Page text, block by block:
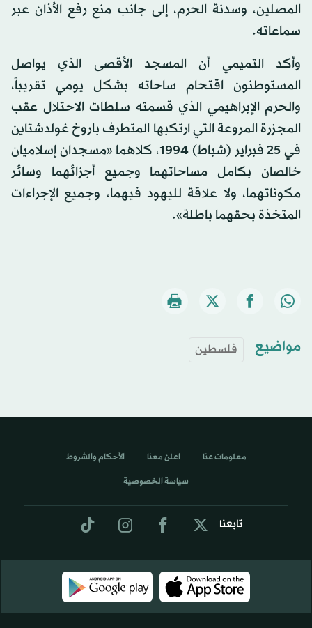
المصلين، وسدنة الحرم، إلى جانب منع رفع الأذان عبر
سماعاته.
وأكد التميمي أن المسجد الأقصى الذي يواصل
المستوطنون اقتحام ساحاته بشكل يومي تقريباً،
والحرم الإبراهيمي الذي قسمته سلطات الاحتلال عقب
المجزرة المروعة التي ارتكبها المتطرف باروخ غولدشتاين
في 25 فبراير (شباط) 1994، كلاهما «مسجدان إسلاميان
خالصان بكامل مساحاتهما وجميع أجزائهما وسائر
مكوناتهما، ولا علاقة لليهود فيهما، وجميع الإجراءات
المتخذة بحقهما باطلة».
مواضيع فلسطين
تابعنا
معلومات عنا اعلن معنا الأحكام والشروط
سياسة الخصوصية